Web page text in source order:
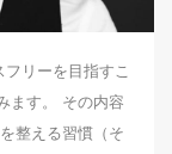
リーを目指すこ
ます。 その内容
整える習慣（そ